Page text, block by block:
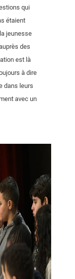
qui
étaient
jeunesse
des
est là
à dire
dans leurs
avec un